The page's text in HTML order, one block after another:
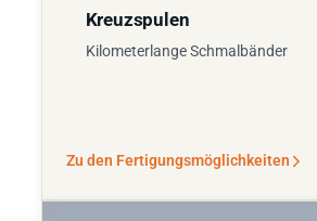
Kreuzspulen
Kilometerlange Schmalbänder
Zu den Fertigungsmöglichkeiten